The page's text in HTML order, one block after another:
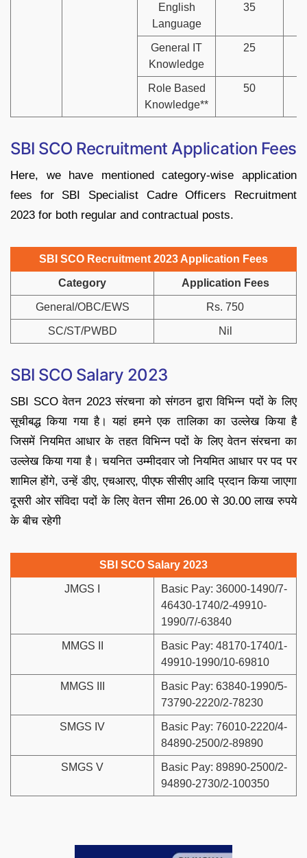
English
Language
35
General IT
Knowledge
25
Role Based
Knowledge**
50
SBI SCO Recruitment Application Fees
Here, we have mentioned category-wise application
fees for SBI Specialist Cadre Officers Recruitment
2023 for both regular and contractual posts.
SBI SCO Recruitment 2023 Application Fees
Category Application Fees
General/OBC/EWS Rs. 750
SC/ST/PWBD Nil
SBI SCO Salary 2023
SBI SCO वेतन 2023 संरचना को संगठन द्वारा विभिन्न पदों के लिए
सूचीबद्ध किया गया है। यहां हमने एक तालिका का उल्लेख किया है
जिसमें नियमित आधार के तहत विभिन्न पदों के लिए वेतन संरचना का
उल्लेख किया गया है। चयनित उम्मीदवार जो नियमित आधार पर पद पर
शामिल होंगे, उन्हें डीए, एचआरए, पीएफ सीसीए आदि प्रदान किया जाएगा
दूसरी ओर संविदा पदों के लिए वेतन सीमा 26.00 से 30.00 लाख रुपये
के बीच रहेगी
SBI SCO Salary 2023
JMGS I
Basic Pay: 36000-1490/7-
46430-1740/2-49910-
1990/7/-63840
MMGS II
Basic Pay: 48170-1740/1-
49910-1990/10-69810
MMGS III
Basic Pay: 63840-1990/5-
73790-2220/2-78230
SMGS IV
Basic Pay: 76010-2220/4-
84890-2500/2-89890
SMGS V
Basic Pay: 89890-2500/2-
94890-2730/2-100350